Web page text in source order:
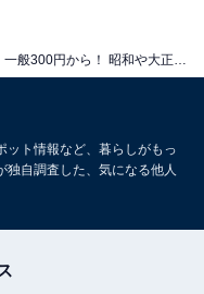
ット情報など、暮らしがもっ
独自調査した、気になる他人